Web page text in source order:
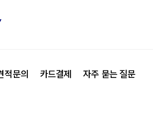
적문의 카드결제 자주 묻는 질문